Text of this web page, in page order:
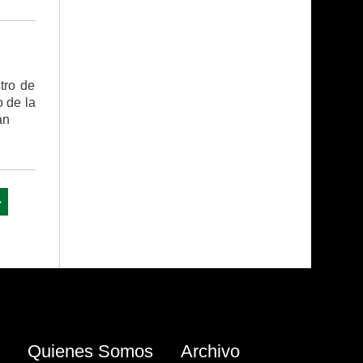
de
de la
Quienes Somos Archivo